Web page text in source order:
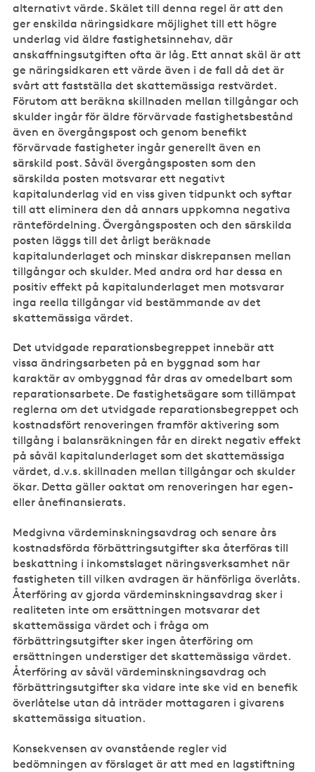
alternativt värde. Skälet till denna regel är att den
ger enskilda näringsidkare möjlighet till ett högre
underlag vid äldre fastighetsinnehav, där
anskaffningsutgiften ofta är låg. Ett annat skäl är att
ge näringsidkaren ett värde även i de fall då det är
svårt att fastställa det skattemässiga restvärdet.
Förutom att beräkna skillnaden mellan tillgångar och
skulder ingår för äldre förvärvade fastighetsbestånd
även en övergångspost och genom benefikt
förvärvade fastigheter ingår generellt även en
särskild post. Såväl övergångsposten som den
särskilda posten motsvarar ett negativt
kapitalunderlag vid en viss given tidpunkt och syftar
till att eliminera den då annars uppkomna negativa
räntefördelning. Övergångsposten och den särskilda
posten läggs till det årligt beräknade
kapitalunderlaget och minskar diskrepansen mellan
tillgångar och skulder. Med andra ord har dessa en
positiv effekt på kapitalunderlaget men motsvarar
inga reella tillgångar vid bestämmande av det
skattemässiga värdet.
Det utvidgade reparationsbegreppet innebär att
vissa ändringsarbeten på en byggnad som har
karaktär av ombyggnad får dras av omedelbart som
reparationsarbete. De fastighetsägare som tillämpat
reglerna om det utvidgade reparationsbegreppet och
kostnadsfört renoveringen framför aktivering som
tillgång i balansräkningen får en direkt negativ effekt
på såväl kapitalunderlaget som det skattemässiga
värdet, d.v.s. skillnaden mellan tillgångar och skulder
ökar. Detta gäller oaktat om renoveringen har egen-
eller ånefinansierats.
Medgivna värdeminskningsavdrag och senare års
kostnadsförda förbättringsutgifter ska återföras till
beskattning i inkomstslaget näringsverksamhet när
fastigheten till vilken avdragen är hänförliga överlåts.
Återföring av gjorda värdeminskningsavdrag sker i
realiteten inte om ersättningen motsvarar det
skattemässiga värdet och i fråga om
förbättringsutgifter sker ingen återföring om
ersättningen understiger det skattemässiga värdet.
Återföring av såväl värdeminskningsavdrag och
förbättringsutgifter ska vidare inte ske vid en benefik
överlåtelse utan då inträder mottagaren i givarens
skattemässiga situation.
Konsekvensen av ovanstående regler vid
bedömningen av förslaget är att med en lagstiftning